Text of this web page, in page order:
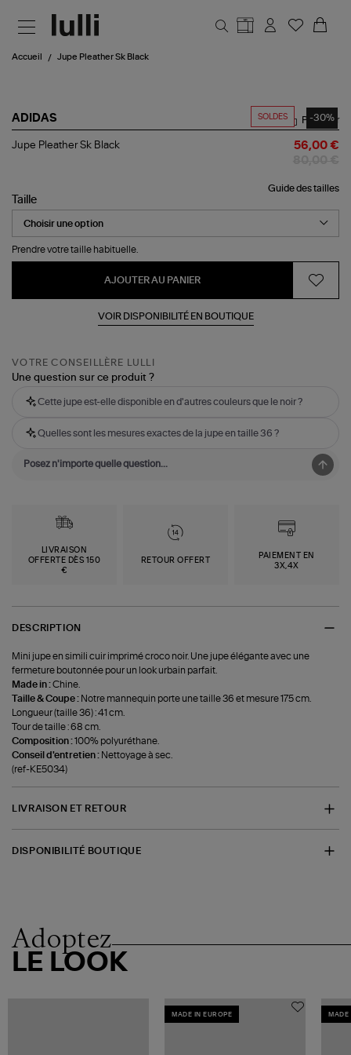
Accueil Jupe Pleather Sk Black
SOLDES -30%
ADIDAS
Jupe
Partager
Jupe Pleather Sk Black 56,00 €
Guide des tailles
Taille
Prendre votre taille habituelle.
AJOUTER AU PANIER
VOIR DISPONIBILITÉ EN BOUTIQUE
VOTRE CONSEILLÈRE LULLI
Une question sur ce produit ?
Cette jupe est-elle disponible en d'autres couleurs que le noir ?
Quelles sont les mesures exactes de la jupe en taille 36 ?
LIVRAISON
OFFERTE DÈS 150
€
RETOUR OFFERT
PAIEMENT EN
3X,4X
DESCRIPTION
Mini jupe en simili cuir imprimé croco noir. Une jupe élégante avec une
fermeture boutonnée pour un look urbain parfait.
Made in :Chine.
Taille & Coupe : Notre mannequin porte une taille 36 et mesure 175 cm.
Longueur (taille 36) : 41 cm.
Tour de taille : 68 cm.
Composition :100% polyuréthane.
Conseil d'entretien : Nettoyage à sec.
(ref-KE5034)
LIVRAISON ET RETOUR
DISPONIBILITÉ BOUTIQUE
Adoptez
LE LOOK
MADE IN EUROPE MADE